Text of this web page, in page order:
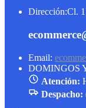
Dirección:Cl.
Email:
DOMINGOS
Atención:
Despacho: